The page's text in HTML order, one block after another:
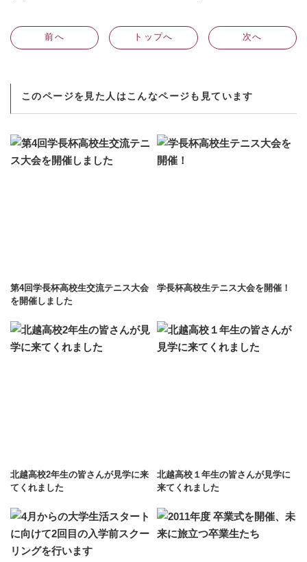
前へ トップへ 次へ
このページを見た人はこんなページも見ています
第4回学長杯高校生交流テニス大会
を開催しました
学長杯高校生テニス大会を開催！
北越高校2年生の皆さんが見学に来
てくれました
北越高校１年生の皆さんが見学に
来てくれました